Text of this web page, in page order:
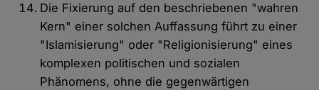
Die Fixierung auf den beschriebenen "wahren
Kern" einer solchen Auffassung führt zu einer
"Islamisierung" oder "Religionisierung" eines
komplexen politischen und sozialen
Phänomens, ohne die gegenwärtigen